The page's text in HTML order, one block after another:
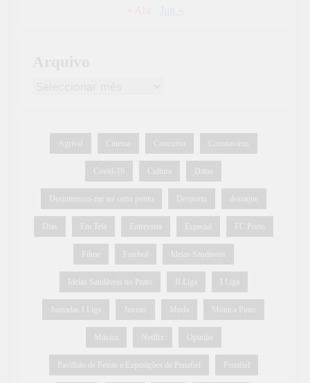
« Abr
Agrival Cinema Concurso Coronavírus
Covid-19 Cultura Datas
Desinteresso-me até certo ponto Desporto destaque
Dias Em Tela Entrevista Especial FC Porto
Filme Futebol Ideias Saudáveis
Ideias Saudáveis no Prato II Liga I Liga
Jornadas I Liga Jovens Moda Mónica Pinto
Música Netflix Opinião
Pavilhão de Feiras e Exposições de Penafiel Penafiel